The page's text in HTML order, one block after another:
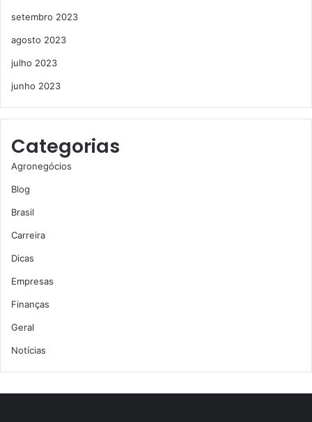
setembro 2023
agosto 2023
julho 2023
junho 2023
Categorias
Agronegócios
Blog
Brasil
Carreira
Dicas
Empresas
Finanças
Geral
Notícias